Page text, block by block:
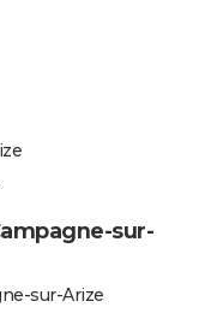
sur-
sur-Arize